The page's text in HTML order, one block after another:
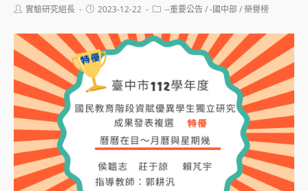
Post實驗研究組長
Post2023-12-22
Post--重要公告/-國中部/榮譽榜